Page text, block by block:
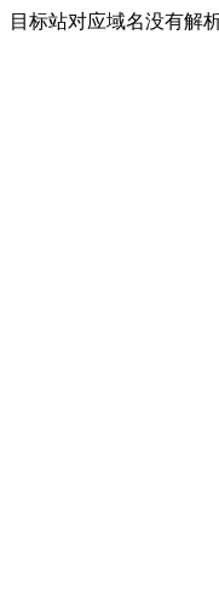
目标站对应域名没有解